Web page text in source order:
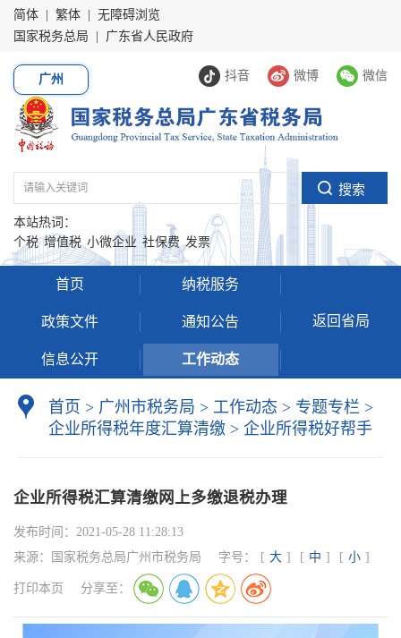
简体 繁体
无障碍浏览
国家税务总局
广东省人民政府
抖音 微博 微信
广州
本站热词：
个税 增值税 小微企业 社保费 发票
首页 纳税服务
政策文件 通知公告
信息公开 工作动态
返回省局
首页 > 广州市税务局 > 工作动态 > 专题专栏 >
企业所得税年度汇算清缴 > 企业所得税好帮手
企业所得税汇算清缴网上多缴退税办理
发布时间： 2021-05-28 11:28:13
来源：
国家税务总局广州市税务局 字号： [ 大 ] [ 中 ] [ 小 ]
打印本页 分享至：